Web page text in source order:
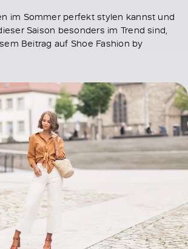
im Sommer perfekt stylen kannst und
Saison besonders im Trend sind,
Beitrag auf Shoe Fashion by